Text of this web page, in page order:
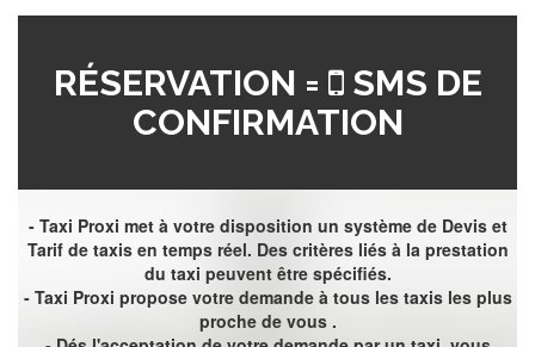
RÉSERVATION =
SMS DE
CONFIRMATION
- Taxi Proxi met à votre disposition un système de Devis et
Tarif de taxis en temps réel. Des critères liés à la prestation
du taxi peuvent être spécifiés.
- Taxi Proxi propose votre demande à tous les taxis les plus
proche de vous .